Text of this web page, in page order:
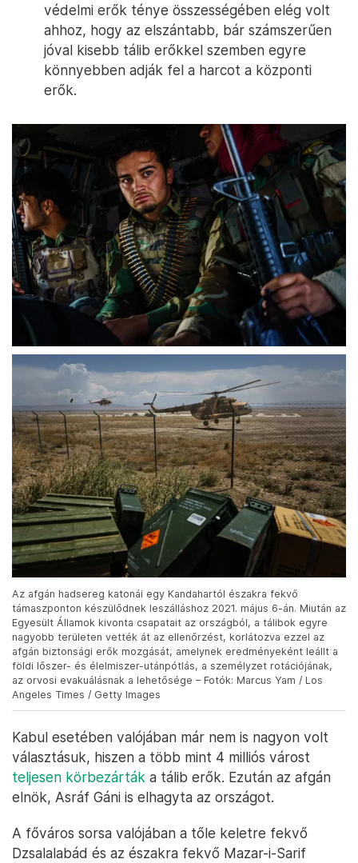
védelmi erők ténye összességében elég volt
ahhoz, hogy az elszántabb, bár számszerűen
jóval kisebb tálib erőkkel szemben egyre
könnyebben adják fel a harcot a központi
erők.
Az afgán hadsereg katonái egy Kandahartól északra fekvő
támaszponton készülődnek leszálláshoz 2021. május 6-án. Miután az
Egyesült Államok kivonta csapatait az országból, a tálibok egyre
nagyobb területen vették át az ellenőrzést, korlátozva ezzel az
afgán biztonsági erők mozgását, amelynek eredményeként leállt a
földi lőszer- és élelmiszer-utánpótlás, a személyzet rotációjának,
az orvosi evakuálásnak a lehetősége – Fotók: Marcus Yam / Los
Angeles Times / Getty Images
Kabul esetében valójában már nem is nagyon volt
választásuk, hiszen a több mint 4 milliós várost
teljesen körbezárták a tálib erők. Ezután az afgán
elnök, Asráf Gáni is elhagyta az országot.
A főváros sorsa valójában a tőle keletre fekvő
Dzsalalabád és az északra fekvő Mazar-i-Sarif